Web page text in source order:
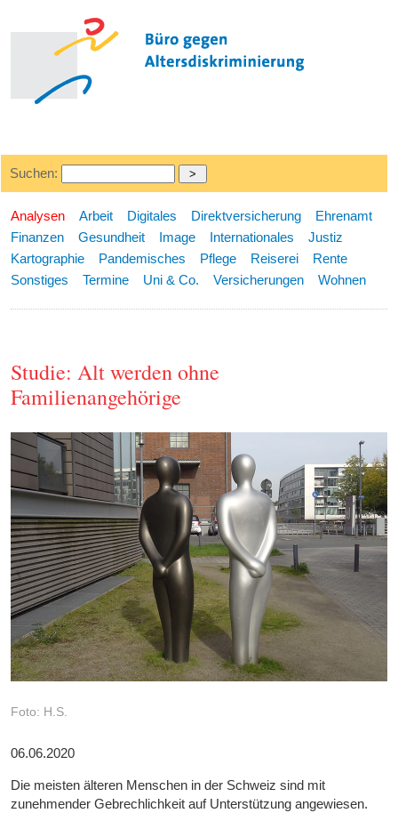
Suchen:
Analysen Arbeit Digitales Direktversicherung
Ehrenamt
Finanzen
Gesundheit Image Internationales
Justiz
Kartographie
Pandemisches Pflege Reiserei
Rente
Sonstiges
Termine Uni & Co. Versicherungen Wohnen
Studie: Alt werden ohne
Familienangehörige
Foto: H.S.
06.06.2020
Die meisten älteren Menschen in der Schweiz sind mit
zunehmender Gebrechlichkeit auf Unterstützung angewiesen.